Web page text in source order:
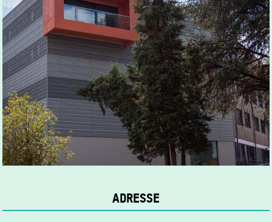
ADRESSE